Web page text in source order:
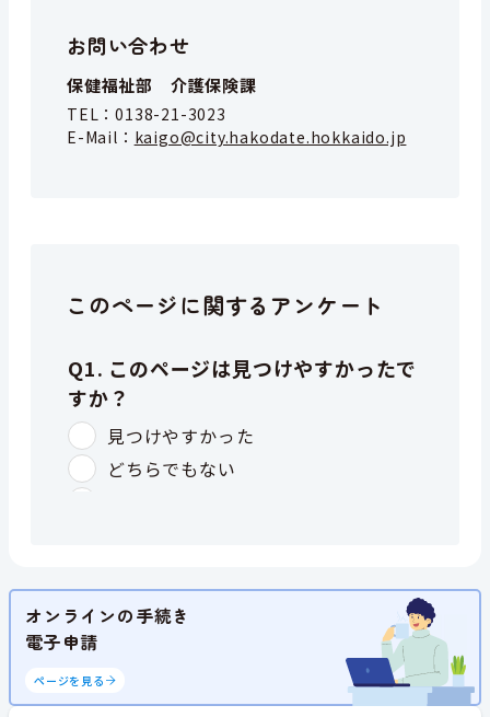
お問い合わせ
保健福祉部 介護保険課
TEL：0138-21-3023
E-Mail： kaigo@city.hakodate.hokkaido.jp
このページに関するアンケート
オンラインの手続き
電子申請
ページを見る